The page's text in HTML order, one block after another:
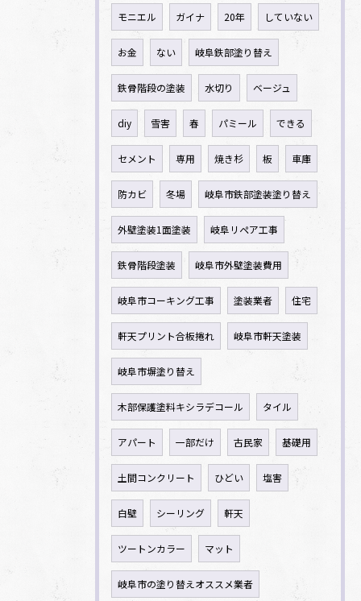
モニエル ガイナ 20年 していない
お金 ない 岐阜鉄部塗り替え
鉄骨階段の塗装 水切り ベージュ
diy 雪害 春 パミール できる
セメント 専用 焼き杉 板 車庫
防カビ 冬場 岐阜市鉄部塗装塗り替え
外壁塗装1面塗装 岐阜リペア工事
鉄骨階段塗装 岐阜市外壁塗装費用
岐阜市コーキング工事 塗装業者 住宅
軒天プリント合板捲れ 岐阜市軒天塗装
岐阜市塀塗り替え
木部保護塗料キシラデコール タイル
アパート 一部だけ 古民家 基礎用
土間コンクリート ひどい 塩害
白壁 シーリング 軒天
ツートンカラー マット
岐阜市の塗り替えオススメ業者